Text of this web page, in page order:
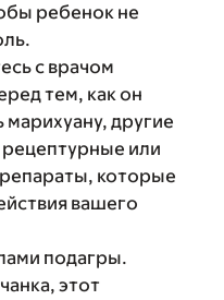
ребенок не
с врачом
тем, как он
другие
или
которые
вашего
подагры.
этот